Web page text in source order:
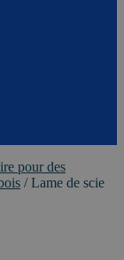
pour des
/Lame de scie